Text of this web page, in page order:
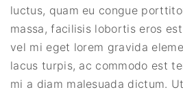
luctus, quam eu congue
massa, facilisis lobortis eros
vel mi eget lorem gravida
lacus turpis, ac commodo est
mi a diam malesuada dictum.